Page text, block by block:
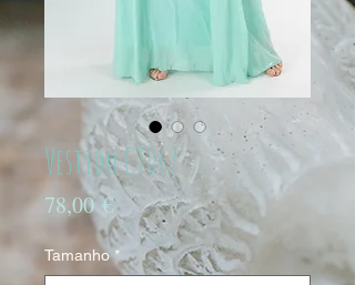
Vestido CT067
78,00 €Preço
Tamanho *